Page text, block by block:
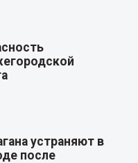
устраняют в
после